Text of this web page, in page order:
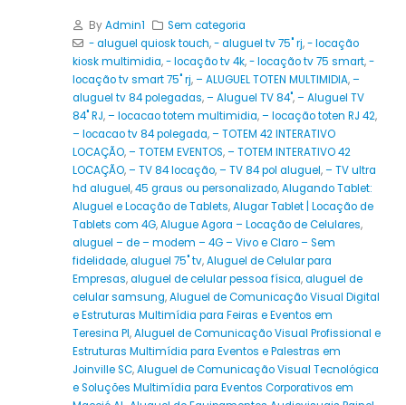
ByAdmin1
Sem categoria
- aluguel quiosk touch,- aluguel tv 75" rj,- locação
kiosk multimidia,- locação tv 4k,- locação tv 75 smart,-
locação tv smart 75" rj,– ALUGUEL TOTEN MULTIMIDIA,–
aluguel tv 84 polegadas,– Aluguel TV 84",– Aluguel TV
84" RJ,– locacao totem multimidia,– locação toten RJ 42,
– locacao tv 84 polegada,– TOTEM 42 INTERATIVO
LOCAÇÃO,– TOTEM EVENTOS,– TOTEM INTERATIVO 42
LOCAÇÃO,– TV 84 locação,– TV 84 pol aluguel,– TV ultra
hd aluguel,45 graus ou personalizado,Alugando Tablet:
Aluguel e Locação de Tablets,Alugar Tablet | Locação de
Tablets com 4G,Alugue Agora – Locação de Celulares,
aluguel – de – modem – 4G – Vivo e Claro – Sem
fidelidade,aluguel 75" tv,Aluguel de Celular para
Empresas,aluguel de celular pessoa física,aluguel de
celular samsung,Aluguel de Comunicação Visual Digital
e Estruturas Multimídia para Feiras e Eventos em
Teresina PI,Aluguel de Comunicação Visual Profissional e
Estruturas Multimídia para Eventos e Palestras em
Joinville SC,Aluguel de Comunicação Visual Tecnológica
e Soluções Multimídia para Eventos Corporativos em